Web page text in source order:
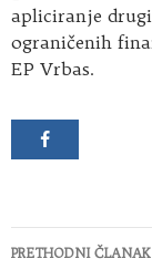
apliciranje
ograničenih
EP Vrbas.
Kretanje
PRETHODNI ČLANAK